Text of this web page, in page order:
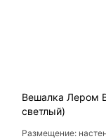
Вешалка Лером
светлый)
Размещение: